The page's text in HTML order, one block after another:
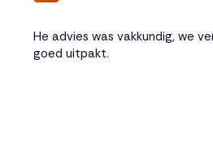
He advies was vakkundig, we
goed uitpakt.